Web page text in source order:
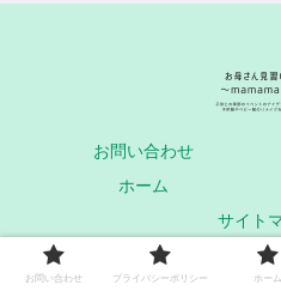
お問い合わせ
ホーム
サイト
© 2021 お母さん見習
お問い合わせ プライバシーポリシー ホーム